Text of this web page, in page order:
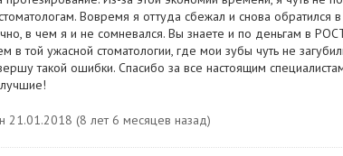
Вовремя я оттуда сбежал и снова обратился
в чем я и не сомневался. Вы знаете и по деньгам в
в той ужасной стоматологии, где мои зубы чуть не
такой ошибки. Спасибо за все настоящим
21.01.2018 (8 лет 6 месяцев назад)